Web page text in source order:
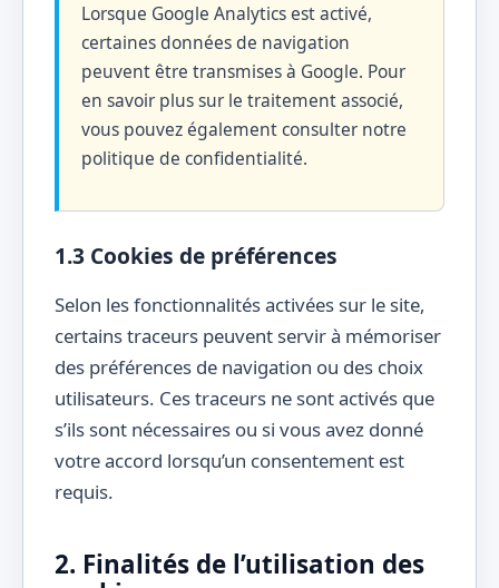
Lorsque Google Analytics est activé,
certaines données de navigation
peuvent être transmises à Google. Pour
en savoir plus sur le traitement associé,
vous pouvez également consulter notre
politique de confidentialité.
1.3 Cookies de préférences
Selon les fonctionnalités activées sur le site,
certains traceurs peuvent servir à mémoriser
des préférences de navigation ou des choix
utilisateurs. Ces traceurs ne sont activés que
s’ils sont nécessaires ou si vous avez donné
votre accord lorsqu’un consentement est
requis.
2. Finalités de l’utilisation des